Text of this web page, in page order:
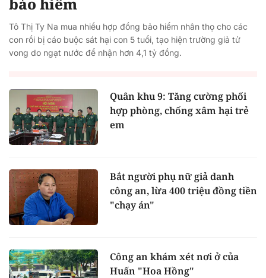
bảo hiểm
Tô Thị Ty Na mua nhiều hợp đồng bảo hiểm nhân thọ cho các
con rồi bị cáo buộc sát hại con 5 tuổi, tạo hiện trường giả tử
vong do ngạt nước để nhận hơn 4,1 tỷ đồng.
Quân khu 9: Tăng cường phối
hợp phòng, chống xâm hại trẻ
em
Bắt người phụ nữ giả danh
công an, lừa 400 triệu đồng tiền
"chạy án"
Công an khám xét nơi ở của
Huấn "Hoa Hồng"